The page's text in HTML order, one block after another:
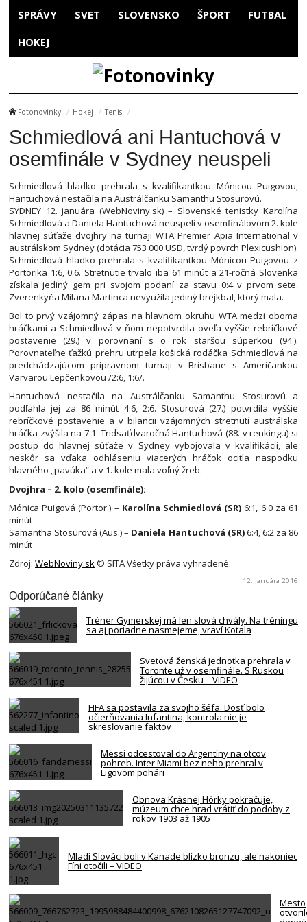
SPRÁVY SVET SLOVENSKO ŠPORT FUTBAL
HOKEJ
Fotonovinky Hokej Tenis
Schmiedlová ani Hantuchová v
osemfinále v Sydney neuspeli
Schmiedlová hladko prehrala s kvalifikantkou Mónicou Puigovou,
Hantuchová nestačila na Austrálčanku Samanthu Stosurovú.
SYDNEY 12. januára (WebNoviny.sk) – Slovenské tenistky Karolína
Schmiedlová a Daniela Hantuchová neuspeli v osemfinálovom 2. kole
hlavnej súťaže dvojhry na turnaji WTA Premier Apia International v
austrálskom Sydney (dotácia 753 000 USD, tvrdý povrch Plexicushion).
Schmiedlová hladko prehrala s kvalifikantkou Mónicou Puigovou z
Portorika 1:6, 0:6. Stretnutie trvalo iba 61 minút a 21-ročná Slovenka
získala jediný gem pri svojom podaní za stavu 0:4 v prvom sete.
Zverenkyňa Milana Martinca nevyužila jediný brejkbal, ktorý mala.
Bol to prvý vzájomný zápas na hlavnom okruhu WTA medzi oboma
hráčkami a Schmiedlová v ňom nepotvrdila oveľa vyššie rebríčkové
postavenie (29.) v porovnaní s o rok staršou súperkou (94.).
Porovnateľne ťažkú prehru utrpela košická rodáčka Schmiedlová na
predchádzajúcom prípravnom turnaji v Brisbane s Američankou
Varvarou Lepčenkovou /2:6, 1:6/.
Hantuchová nestačila na Austrálčanku Samanthu Stosurovú a
podľahla jej za 86 minút 4:6, 2:6. Stosurová (27.) potvrdila vyššie
rebríčkové postavenie a v bilancii vzájomných stretnutí austrálska
hráčka zvýšila na 7:1. Tridsaťdvaročná Hantuchová (88. v renkingu) si
postup do hlavnej súťaže v Sydney vybojovala v kvalifikácii, ale
neskôr sa vďaka odhláseniu viacerých hráčok ocitla naspodku
hlavného „pavúka“ a v 1. kole mala voľný žreb.
Dvojhra – 2. kolo (osemfinále):
Mónica Puigová (Portor.) – Karolína Schmiedlová (SR) 6:1, 6:0 za 61
minút
Samantha Stosurová (Aus.) – Daniela Hantuchová (SR)6:4, 6:2 za 86
minút
Zdroj: WebNoviny.sk © SITA Všetky práva vyhradené.
12. januára 2016
Odporúčané články
Tréner Gymerskej má len slová chvály. Na tréningu
sa aj poriadne nasmejeme, vraví Kotala
Svetová ženská jednotka prehrala v
Toronte už v osemfinále. S Ruskou
žijúcou v Česku – VIDEO
FIFA sa postavila za svojho šéfa. Dosť bolo
očierňovania Infantina, kontrola nie je
skresľovanie faktov
Messi odcestoval do Argentíny na otcov
pohreb. Inter Miami bez neho prehral v
Ligovom pohári
Obnova Krásnej Hôrky pokračuje,
múzeum chce hrad vrátiť do podoby z
rokov 1903 až 1905
Mladí Slováci boli v Kanade blízko bronzu, ale nakoniec
Fíni otočili – VIDEO
Mesto